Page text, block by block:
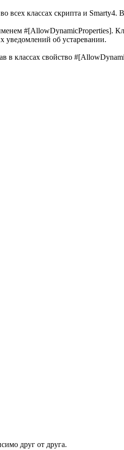
всех классах скрипта и
#[AllowDynamicProperties].
уведомлений об устаревании.
классах свойство
друг от друга.